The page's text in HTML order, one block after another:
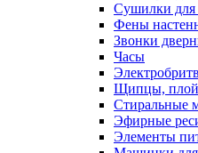
Сушилки для
Фены
Звонки
Часы
Щипцы,
Стиральные
Эфирные
Элементы